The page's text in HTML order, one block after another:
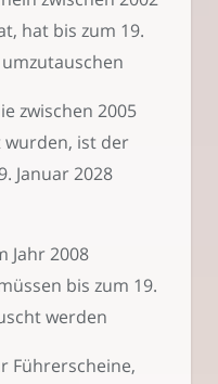
hat bis zum 19.
zwischen 2005
wurden, ist der
Januar 2028
Jahr 2008
bis zum 19.
werden
Führerscheine,